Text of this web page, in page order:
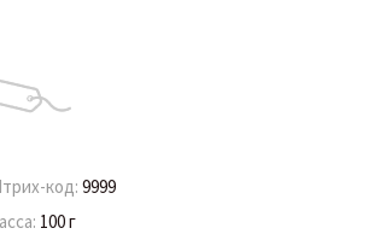
код: 9999
100 г